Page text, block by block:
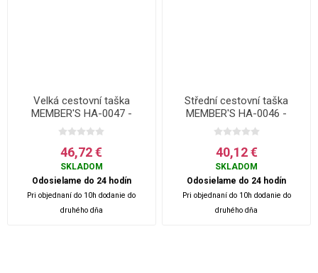
Velká cestovní taška
MEMBER'S HA-0047 -
zelená - 80 L
46,72 €
SKLADOM
Odosielame do 24 hodín
Pri objednaní do 10h dodanie do
druhého dňa
Střední cestovní taška
MEMBER'S HA-0046 -
zelená - 50 L
40,12 €
SKLADOM
Odosielame do 24 hodín
Pri objednaní do 10h dodanie do
druhého dňa